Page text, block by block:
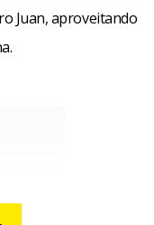
Juan, aproveitando